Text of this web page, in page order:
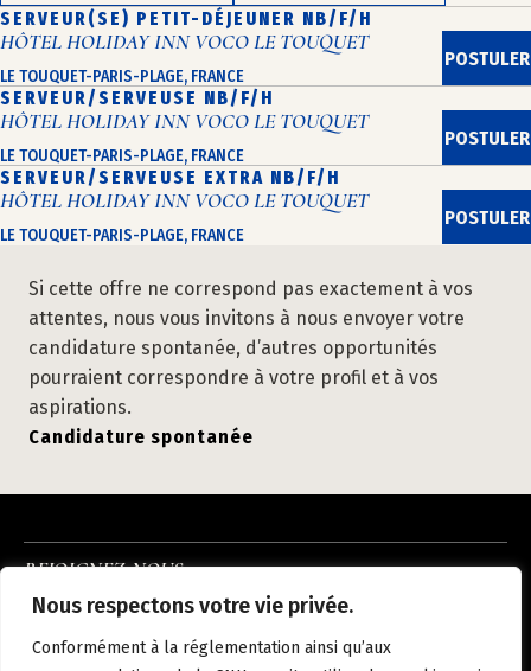
Nous respectons votre vie privée.
Conformément à la réglementation ainsi qu’aux
SERVEUR(SE) PETIT-DÉJEUNER NB/F/H
HÔTEL HOLIDAY INN VOCO LE TOUQUET
LE TOUQUET-PARIS-PLAGE, FRANCE
POSTULER
SERVEUR/SERVEUSE NB/F/H
HÔTEL HOLIDAY INN VOCO LE TOUQUET
LE TOUQUET-PARIS-PLAGE, FRANCE
POSTULER
SERVEUR/SERVEUSE EXTRA NB/F/H
HÔTEL HOLIDAY INN VOCO LE TOUQUET
LE TOUQUET-PARIS-PLAGE, FRANCE
POSTULER
Si cette offre ne correspond pas exactement à vos
attentes, nous vous invitons à nous envoyer votre
candidature spontanée, d’autres opportunités
pourraient correspondre à votre profil et à vos
aspirations.
Candidature spontanée
REJOIGNEZ-NOUS
NOUS REJOINDRE
MENTIONS LÉGALESPOLITIQUE DE CONFIDENTIALITÉ